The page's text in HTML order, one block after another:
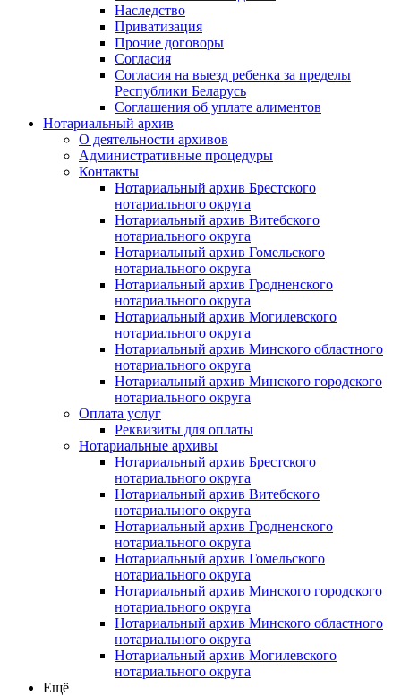
Наследство
Приватизация
Прочие договоры
Согласия
Согласия на выезд ребенка за пределы
Республики Беларусь
Соглашения об уплате алиментов
Нотариальный архив
О деятельности архивов
Административные процедуры
Контакты
Нотариальный архив Брестского
нотариального округа
Нотариальный архив Витебского
нотариального округа
Нотариальный архив Гомельского
нотариального округа
Нотариальный архив Гродненского
нотариального округа
Нотариальный архив Могилевского
нотариального округа
Нотариальный архив Минского областного
нотариального округа
Нотариальный архив Минского городского
нотариального округа
Оплата услуг
Реквизиты для оплаты
Нотариальные архивы
Нотариальный архив Брестского
нотариального округа
Нотариальный архив Витебского
нотариального округа
Нотариальный архив Гродненского
нотариального округа
Нотариальный архив Гомельского
нотариального округа
Нотариальный архив Минского городского
нотариального округа
Нотариальный архив Минского областного
нотариального округа
Нотариальный архив Могилевского
нотариального округа
Ещё